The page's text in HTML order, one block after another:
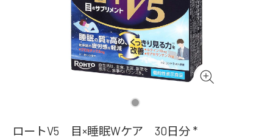
ロートV5 目×睡眠Wケア 30日分 *